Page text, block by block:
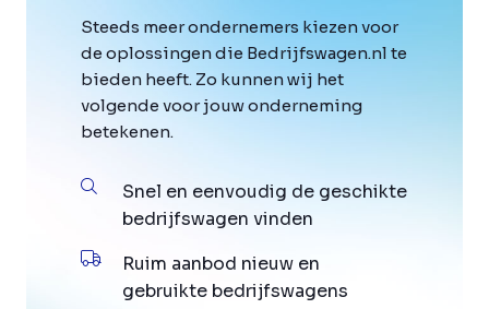
Steeds meer ondernemers kiezen voor
de oplossingen die Bedrijfswagen.nl te
bieden heeft. Zo kunnen wij het
volgende voor jouw onderneming
betekenen.
Snel en eenvoudig de geschikte
bedrijfswagen vinden
Ruim aanbod nieuw en
gebruikte bedrijfswagens